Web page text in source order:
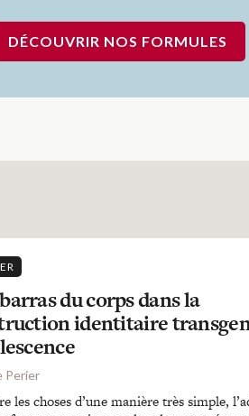
DÉCOUVRIR NOS FORMULES
du corps dans la
identitaire
Perier
les choses d’une manière très simple,